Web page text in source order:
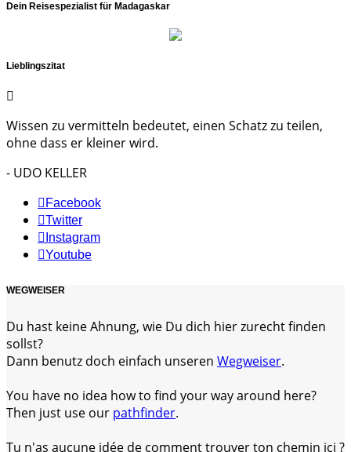
Dein Reisespezialist für Madagaskar
Lieblingszitat
Wissen zu vermitteln bedeutet, einen Schatz zu teilen,
ohne dass er kleiner wird.
- UDO KELLER
Facebook
Twitter
Instagram
Youtube
WEGWEISER
Du hast keine Ahnung, wie Du dich hier zurecht finden
sollst?
Dann benutz doch einfach unseren Wegweiser.
You have no idea how to find your way around here?
Then just use our pathfinder.
Tu n'as aucune idée de comment trouver ton chemin ici ?